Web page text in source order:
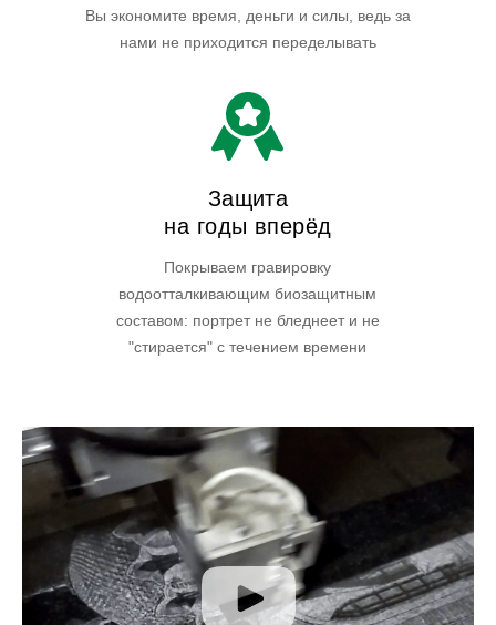
Вы экономите время, деньги и силы, ведь за
нами не приходится переделывать
Защита
на годы вперёд
Покрываем гравировку
водоотталкивающим биозащитным
составом: портрет не бледнеет и не
"стирается" с течением времени